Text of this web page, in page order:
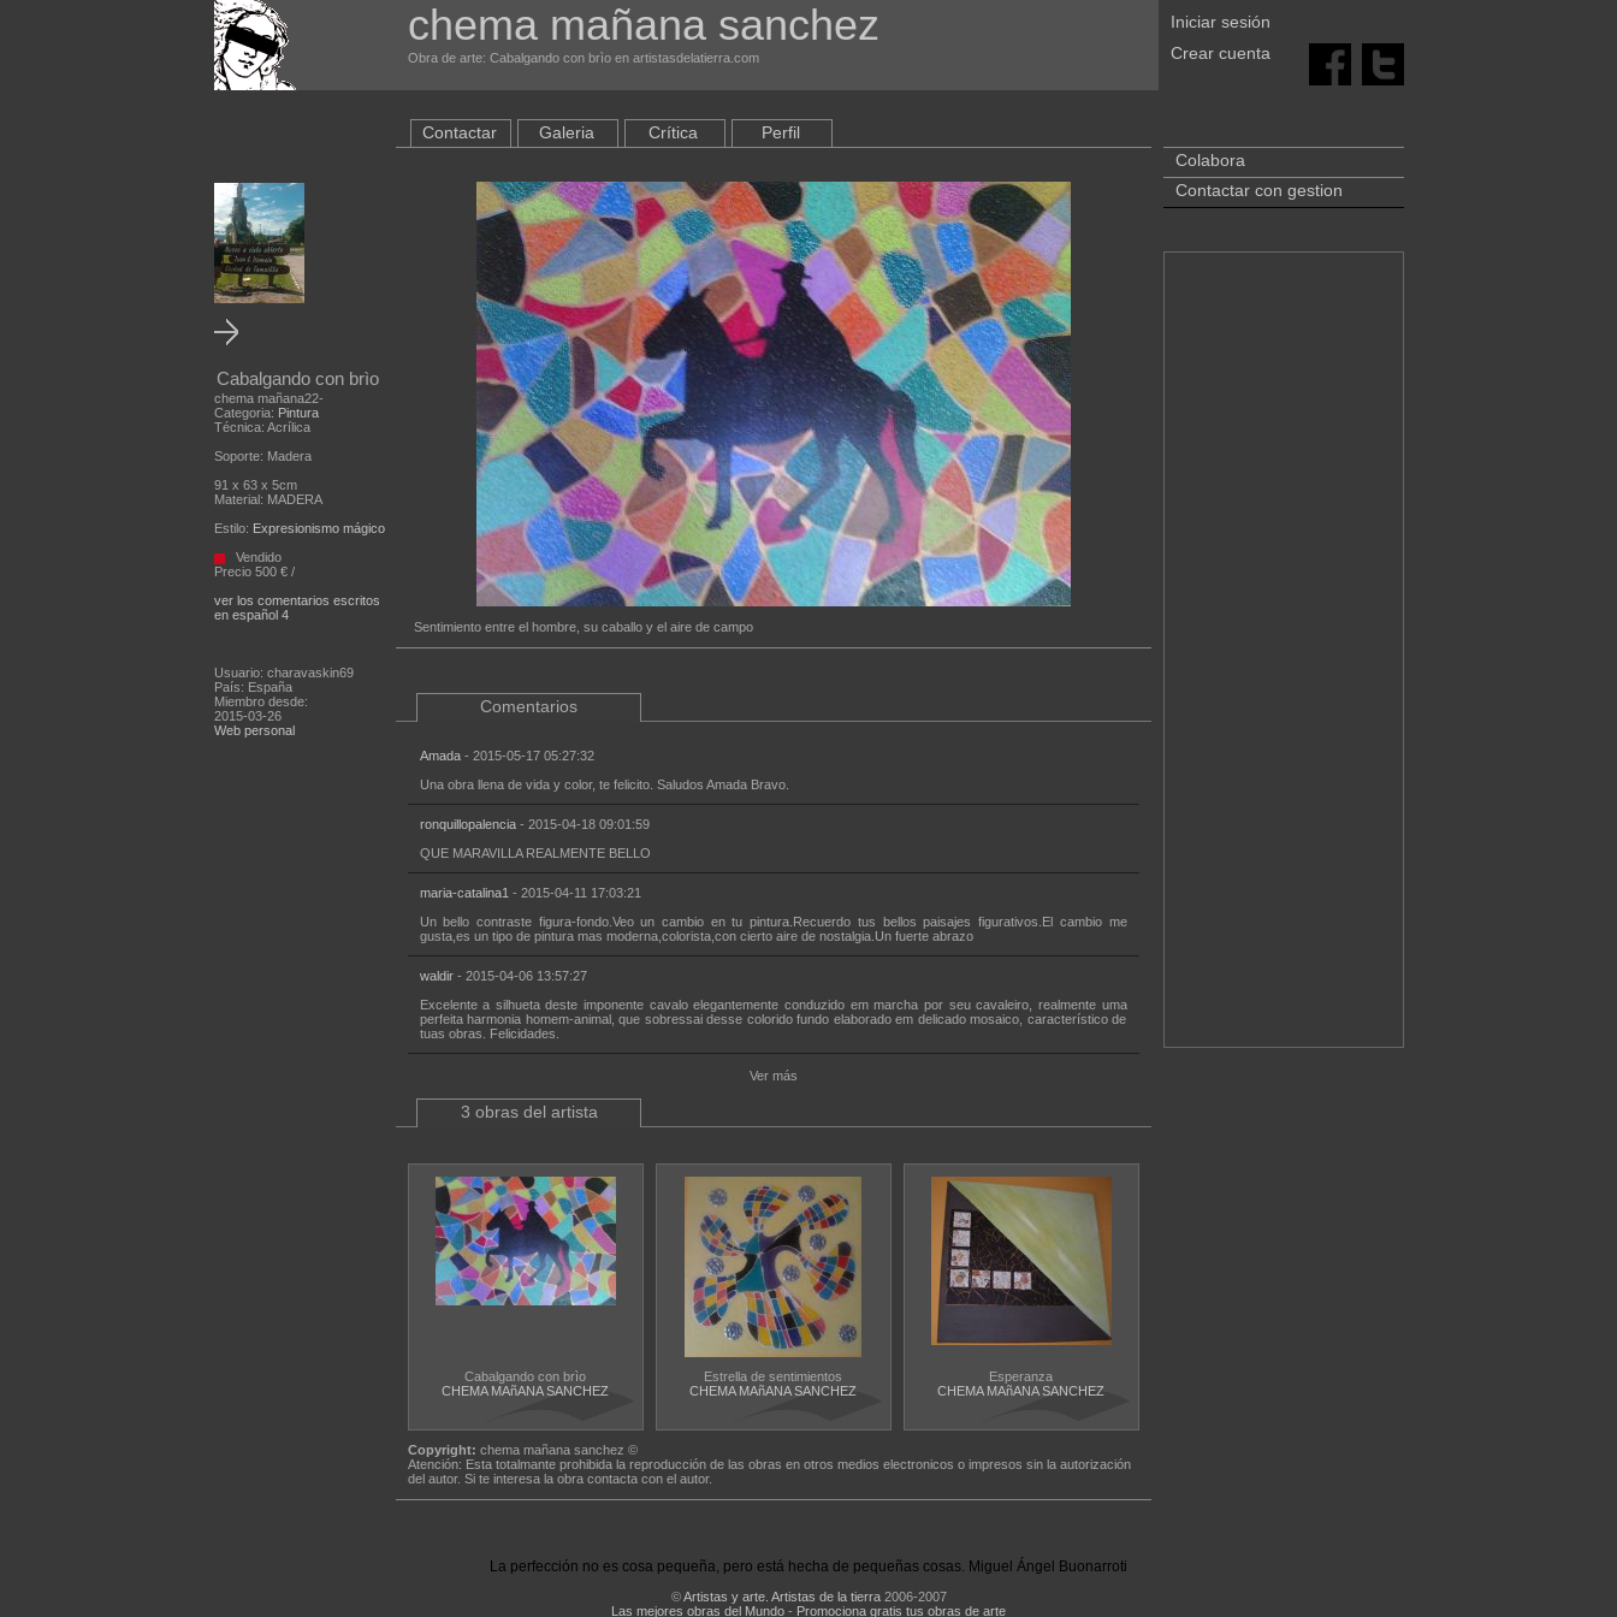
chema mañana sanchez
Obra de arte: Cabalgando con brìo en artistasdelatierra.com
Iniciar sesión
Crear cuenta
Cabalgando con brìo
chema mañana22-
Categoria: Pintura
Técnica: Acrílica
Soporte: Madera
91 x 63 x 5cm
Material: MADERA
Estilo: Expresionismo mágico
Vendido
Precio 500 € /
ver los comentarios escritos
en español 4
Usuario: charavaskin69
País: España
Miembro desde:
2015-03-26
Web personal
Contactar Galeria Crítica Perfil
Sentimiento entre el hombre, su caballo y el aire de campo
Comentarios
Amada- 2015-05-17 05:27:32
Una obra llena de vida y color, te felicito. Saludos Amada Bravo.
ronquillopalencia- 2015-04-18 09:01:59
QUE MARAVILLA REALMENTE BELLO
maria-catalina1 - 2015-04-11 17:03:21
Un bello contraste figura-fondo.Veo un cambio en tu pintura.Recuerdo tus bellos paisajes figurativos.El cambio me
gusta,es un tipo de pintura mas moderna,colorista,con cierto aire de nostalgia.Un fuerte abrazo
waldir- 2015-04-06 13:57:27
Excelente a silhueta deste imponente cavalo elegantemente conduzido em marcha por seu cavaleiro, realmente uma
perfeita harmonia homem-animal, que sobressai desse colorido fundo elaborado em delicado mosaico, característico de
tuas obras. Felicidades.
Ver más
3 obras del artista
Cabalgando con brìo
CHEMA MAñANA SANCHEZ
Estrella de sentimientos
CHEMA MAñANA SANCHEZ
Esperanza
CHEMA MAñANA SANCHEZ
Copyright: chema mañana sanchez ©
Atención: Esta totalmante prohibida la reproducción de las obras en otros medios electronicos o impresos sin la autorización
del autor. Si te interesa la obra contacta con el autor.
Colabora
Contactar con gestion
La perfección no es cosa pequeña, pero está hecha de pequeñas cosas. Miguel Ángel Buonarroti
©Artistas y arte. Artistas de la tierra2006-2007
Las mejores obras del Mundo - Promociona gratis tus obras de arte